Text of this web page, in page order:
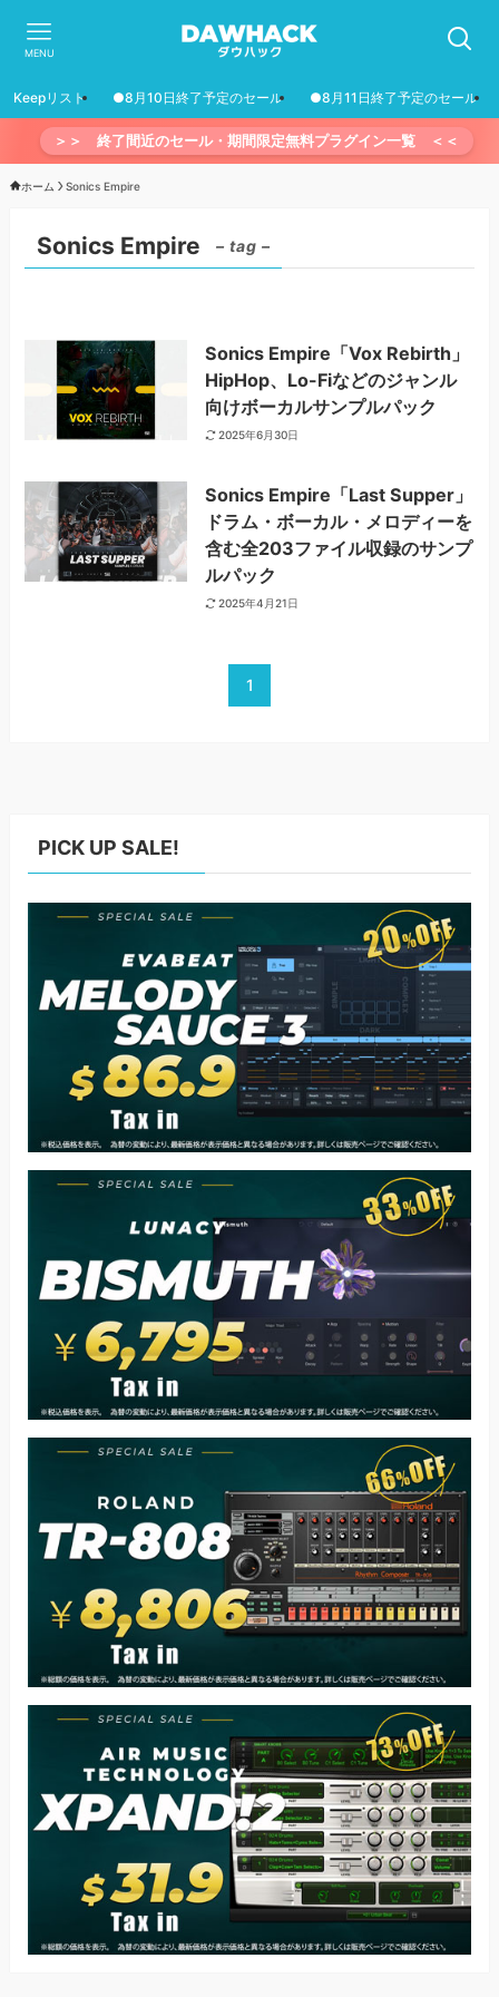
MENU
Keepリスト ●8月10日終了予定のセール ●8月11日終了予定のセール
＞＞ 終了間近のセール・期間限定無料プラグイン一覧 ＜＜
ホーム Sonics Empire
Sonics Empire – tag –
Sonics Empire「Vox Rebirth」
HipHop、Lo-Fiなどのジャンル
向けボーカルサンプルパック
2025年6月30日
Sonics Empire「Last Supper」
ドラム・ボーカル・メロディーを
含む全203ファイル収録のサンプ
ルパック
2025年4月21日
1
PICK UP SALE!